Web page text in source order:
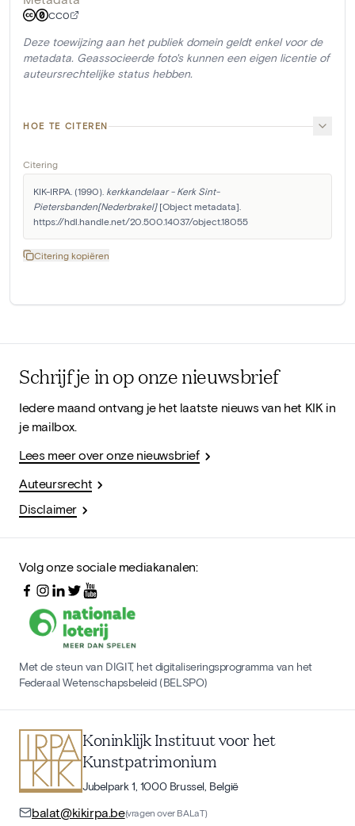
CC0
Deze toewijzing aan het publiek domein geldt enkel voor de
metadata. Geassocieerde foto's kunnen een eigen licentie of
auteursrechtelijke status hebben.
HOE TE CITEREN
Citering
KIK-IRPA. (1990). kerkkandelaar - Kerk Sint-
Pietersbanden[Nederbrakel] [Object metadata].
https://hdl.handle.net/20.500.14037/object.18055
Citering kopiëren
Schrijf je in op onze nieuwsbrief
Iedere maand ontvang je het laatste nieuws van het KIK in
je mailbox.
Lees meer over onze nieuwsbrief
Auteursrecht
Disclaimer
Volg onze sociale mediakanalen:
Met de steun van DIGIT, het digitaliseringsprogramma van het
Federaal Wetenschapsbeleid (BELSPO)
Koninklijk Instituut voor het
Kunstpatrimonium
Jubelpark 1, 1000 Brussel, België
balat@kikirpa.be(vragen over BALaT)